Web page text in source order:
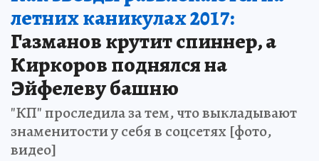
летних каникулах 2017:
Газманов крутит спиннер, а
Киркоров поднялся на
Эйфелеву башню
"КП" проследила за тем, что выкладывают
знаменитости у себя в соцсетях [фото,
видео]